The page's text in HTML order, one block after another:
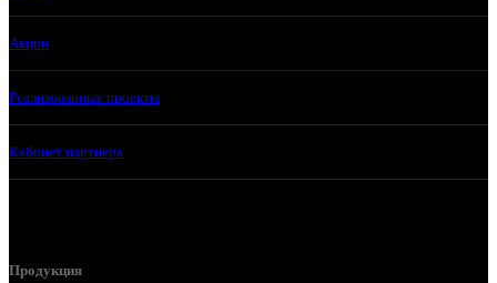
Акции
Реализованные проекты
Кабинет партнера
Продукция